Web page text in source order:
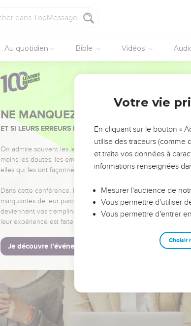
Au quotidien Bible Vidéos
NE MANQUEZ PAS L’ÉVÉNEMENT
ET SI LEURS ERREURS POUVAIENT VOUS ÉVITER LES
On admire souvent les leaders pour leurs réussites, leur
moins les doutes, les erreurs et les saisons difficiles qu'ils ont
elles qui les ont façonnés.
Dans cette conférence, leaders, entrepreneurs, et
marquantes de leur parcours et les clés pour avancer avec
deviennent vos tremplins. Que vous guidiez un ministère,
leur expérience est faite pour vous.
Je découvre l’événement
Votre vie
En cliquant sur le bouton «
utilise des traceurs (comme
et traite vos données à
informations renseignées
Mesurer l'audience de
Vous permettre d'utiliser
Vous permettre d'entrer
Choisir